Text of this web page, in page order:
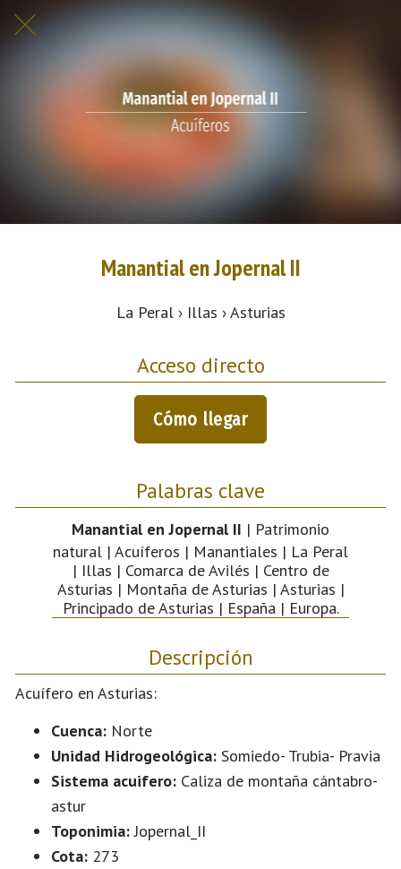
Manantial en Jopernal II
La Peral › Illas › Asturias
Acceso directo
Cómo llegar
Palabras clave
Manantial en Jopernal II | Patrimonio
natural | Acuíferos | Manantiales | La Peral
| Illas | Comarca de Avilés | Centro de
Asturias | Montaña de Asturias | Asturias |
Principado de Asturias | España | Europa.
Descripción
Acuífero en Asturias:
Cuenca: Norte
Unidad Hidrogeológica: Somiedo- Trubia- Pravia
Sistema acuifero: Caliza de montaña cántabro-
astur
Toponimia:Jopernal_II
Cota: 273